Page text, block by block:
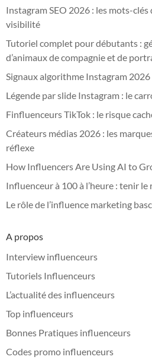
Instagram SEO 2026 : les mots-
visibilité
Tutoriel complet pour débutants :
d’animaux de compagnie et de
Signaux algorithme Instagram
Légende par slide Instagram : le
Finfluenceurs TikTok : le risque
Créateurs médias 2026 : les
réflexe
How Influencers Are Using AI to
Influenceur à 100 à l’heure : tenir
Le rôle de l’influence marketing
A propos
Interview influenceurs
Tutoriels Influenceurs
L’actualité des influenceurs
Top influenceurs
Bonnes Pratiques influenceurs
Codes promo influenceurs